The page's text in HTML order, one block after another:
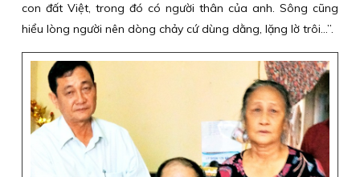
con đất Việt, trong đó có người thân của anh. Sông cũng
hiểu lòng người nên dòng chảy cứ dùng dằng, lặng lờ trôi…”.